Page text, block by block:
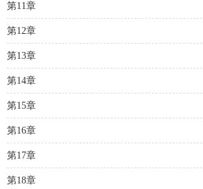
第11章
第12章
第13章
第14章
第15章
第16章
第17章
第18章